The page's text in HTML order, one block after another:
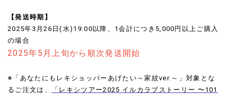
【発送時期】
2025年3月26日(水)19:00以降、1会計につき5,000円以上ご購入
の場合
2025年5月上旬から順次発送開始
※「あなたにもレキショッパーあげたい～家紋ver.～」対象とな
るご注文は、
「レキシツアー2025 イルカラブストーリー 〜101